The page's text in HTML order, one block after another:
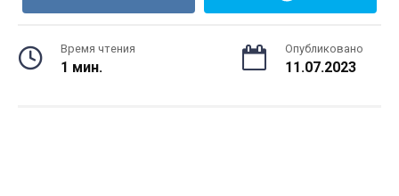
Время чтения
1 мин.
Опубликовано
11.07.2023